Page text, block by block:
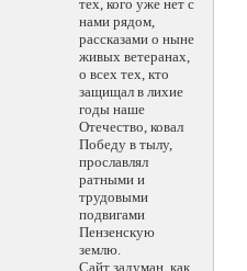
тех, кого уже нет с
нами рядом,
рассказами о ныне
живых ветеранах,
о всех тех, кто
защищал в лихие
годы наше
Отечество, ковал
Победу в тылу,
прославлял
ратными и
трудовыми
подвигами
Пензенскую
землю.
Сайт задуман, как